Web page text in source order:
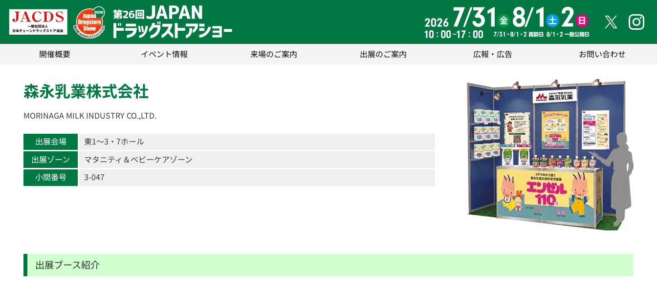
開催概要 イベント情報 来場のご案内 出展のご案内 広報・広告 お問い合わせ
森永乳業株式会社
MORINAGA MILK INDUSTRY CO.,LTD.
出展会場
東1〜3・7ホール
出展ゾーン
マタニティ＆ベビーケアゾーン
小間番号
3-047
出展ブース紹介